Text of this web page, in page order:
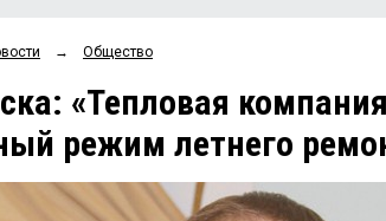
→ Общество
«Тепловая
режим летнего